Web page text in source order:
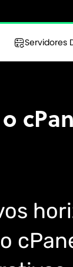
Servidores